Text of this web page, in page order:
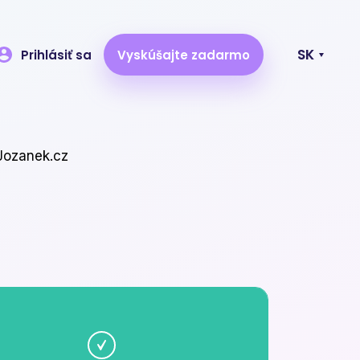
Napojte jakéhokoliv dodavatele
Prihlásiť sa Vyskúšajte zadarmo SK